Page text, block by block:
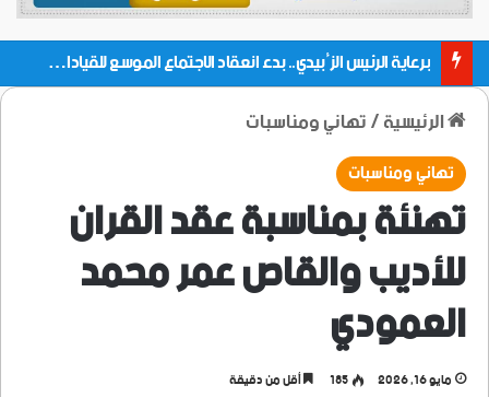
برعاية الرئيس الزُبيدي.. بدء انعقاد الاجتماع الموسع للقيادات المحلية بالعاصمة ولمديريات وكتل مجلس العموم ومنسقيات الجامعة بالعاصمة عدن
الرئيسية/تهاني ومناسبات
تهاني ومناسبات
تهنئة بمناسبة عقد القران
للأديب والقاص عمر محمد
العمودي
مايو 16, 2026 185 أقل من دقيقة